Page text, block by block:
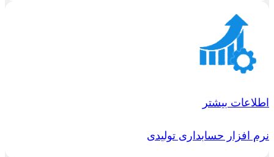
اطلاعات بیشتر
نرم افزار حسابداری تولیدی